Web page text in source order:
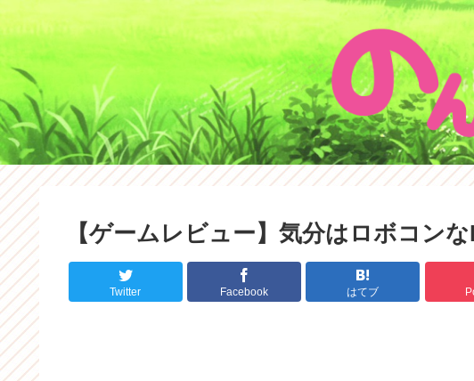
【ゲームレビュー】気分はロボコン
Twitter Facebook はてブ